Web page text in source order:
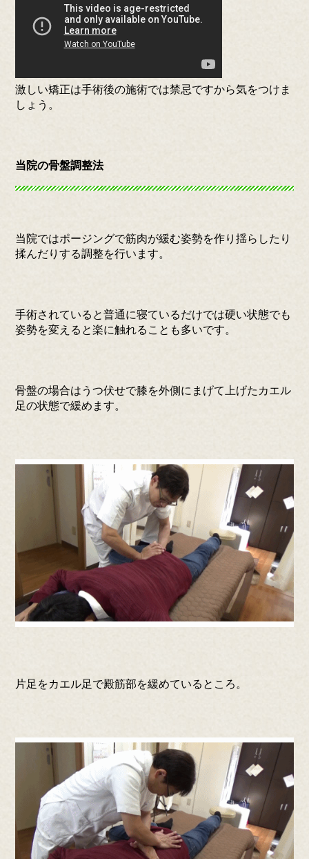
激しい矯正は手術後の施術では禁忌ですから気をつけま
しょう。
当院の骨盤調整法
当院ではポージングで筋肉が緩む姿勢を作り揺らしたり
揉んだりする調整を行います。
手術されていると普通に寝ているだけでは硬い状態でも
姿勢を変えると楽に触れることも多いです。
骨盤の場合はうつ伏せで膝を外側にまげて上げたカエル
足の状態で緩めます。
片足をカエル足で殿筋部を緩めているところ。